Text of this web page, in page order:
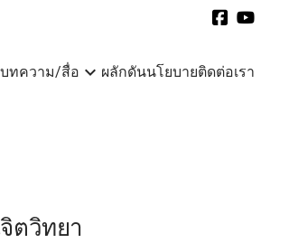
บทความ/สื่อ expand_more ผลักดันนโยบายติดต่อเรา
ตวิทยา